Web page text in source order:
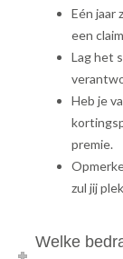
Eén jaar
een
Lag het
Heb je
premie.
zul jij
Welke